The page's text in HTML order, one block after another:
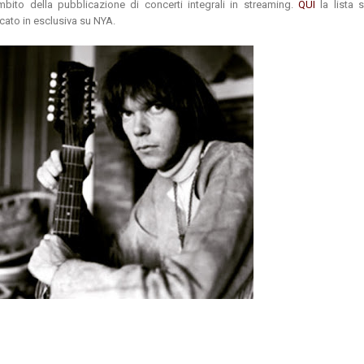
della pubblicazione di concerti integrali in streaming. QUI
la lista
in esclusiva su NYA.